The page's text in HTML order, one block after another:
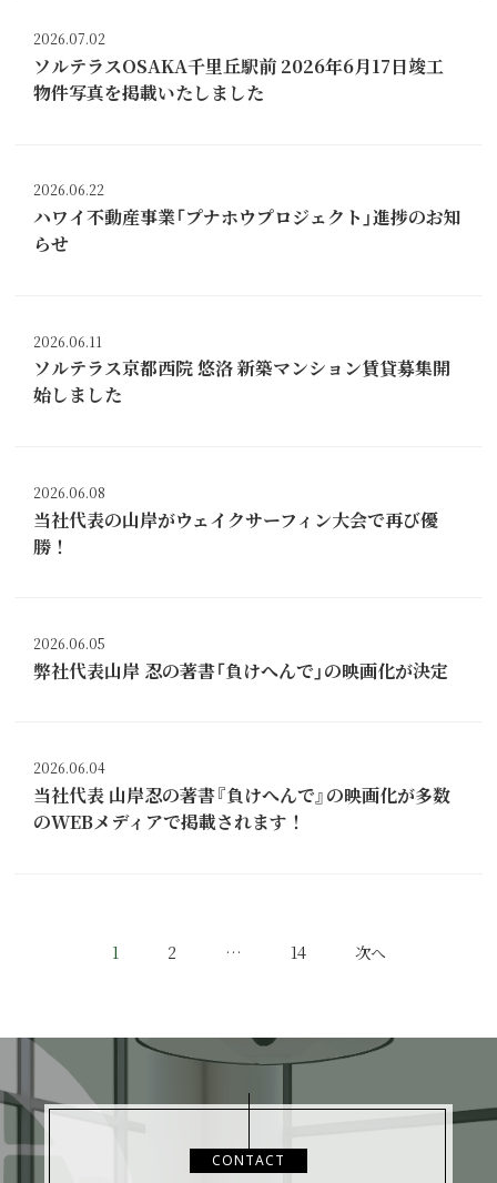
2026.07.02
ソルテラスOSAKA千里丘駅前 2026年6月17日竣工
物件写真を掲載いたしました
2026.06.22
ハワイ不動産事業「プナホウプロジェクト」進捗のお知
らせ
2026.06.11
ソルテラス京都西院 悠洛 新築マンション賃貸募集開
始しました
2026.06.08
当社代表の山岸がウェイクサーフィン大会で再び優
勝！
2026.06.05
弊社代表山岸 忍の著書「負けへんで」の映画化が決定
2026.06.04
当社代表 山岸忍の著書『負けへんで』の映画化が多数
のWEBメディアで掲載されます！
ー
ジ
送
1 2 … 14 次へ
CONTACT